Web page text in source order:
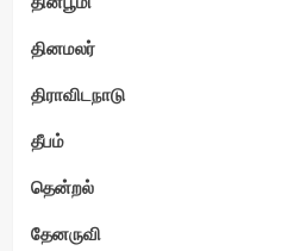
தினமலர்
திராவிடநாடு
தீபம்
தென்றல்
தேனருவி